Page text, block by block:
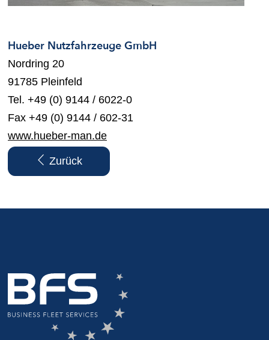
Hueber Nutzfahrzeuge GmbH
Nordring 20
91785 Pleinfeld
Tel. +49 (0) 9144 / 6022-0
Fax +49 (0) 9144 / 602-31
www.hueber-man.de
Zurück